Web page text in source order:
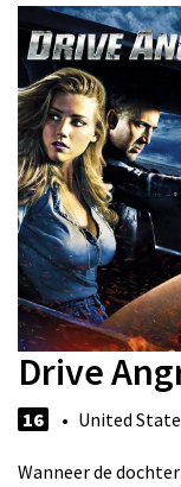
Drive
16 • United
Wanneer de